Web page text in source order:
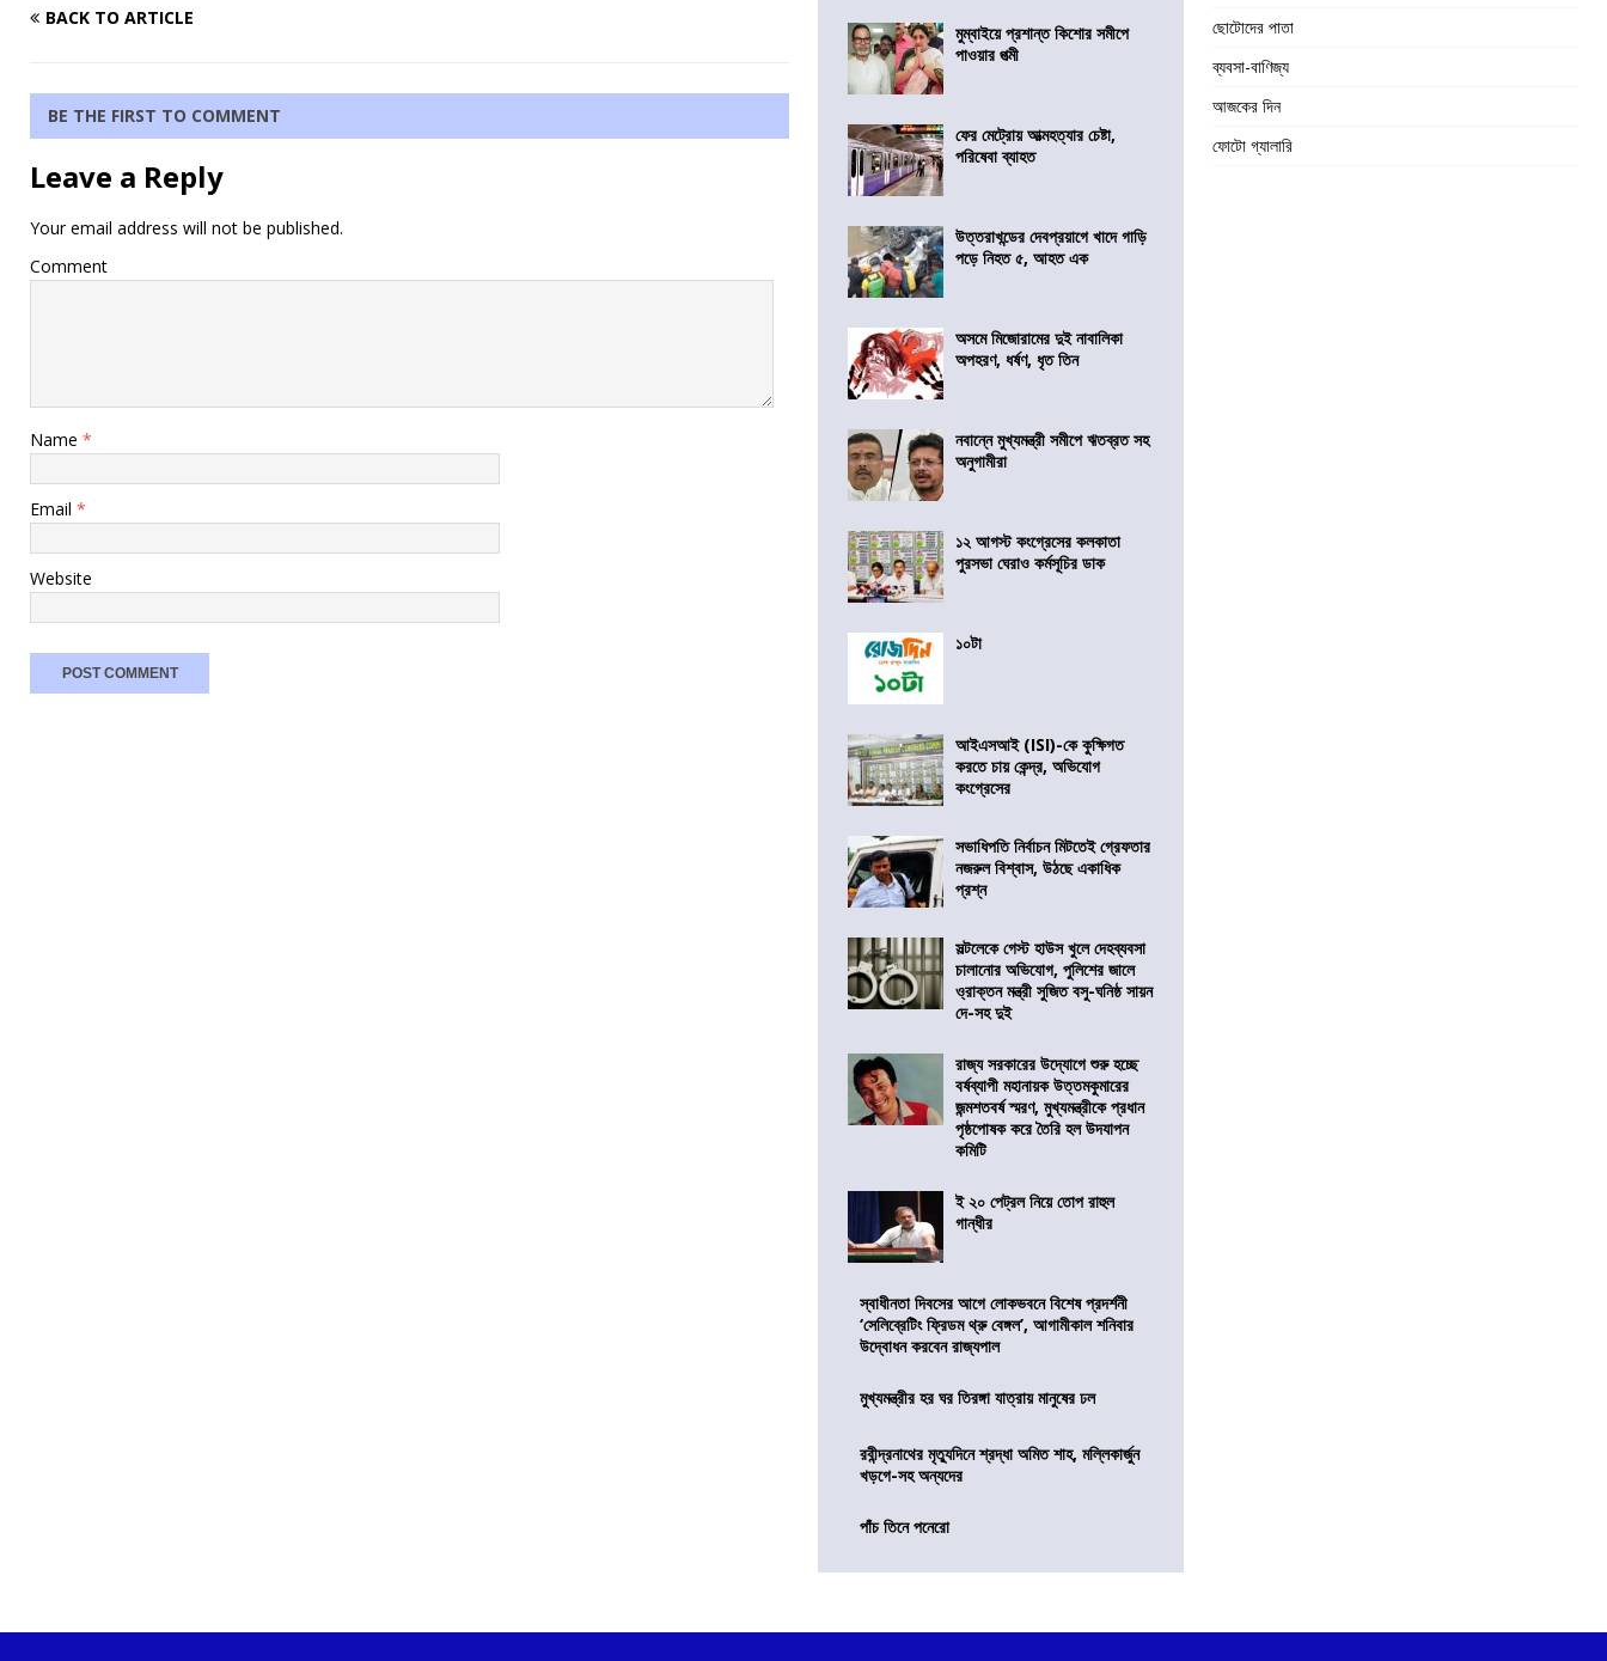
BACK TO ARTICLE
BE THE FIRST TO COMMENT
Leave a Reply
Your email address will not be published.
Comment
Name *
Email *
Website
মুম্বাইয়ে প্রশান্ত কিশোর সমীপে
পাওয়ার পত্মী
ফের মেট্রোয় আত্মহত্যার চেষ্টা,
পরিষেবা ব্যাহত
উত্তরাখন্ডের দেবপ্রয়াগে খাদে গাড়ি
পড়ে নিহত ৫, আহত এক
অসমে মিজোরামের দুই নাবালিকা
অপহরণ, ধর্ষণ, ধৃত তিন
নবান্নে মুখ্যমন্ত্রী সমীপে ঋতব্রত সহ
অনুগামীরা
১২ আগস্ট কংগ্রেসের কলকাতা
পুরসভা ঘেরাও কর্মসূচির ডাক
১০টা
আইএসআই (ISI)-কে কুক্ষিগত
করতে চায় কেন্দ্র, অভিযোগ
কংগ্রেসের
সভাধিপতি নির্বাচন মিটতেই গ্রেফতার
নজরুল বিশ্বাস, উঠছে একাধিক
প্রশ্ন
সল্টলেকে গেস্ট হাউস খুলে দেহব্যবসা
চালানোর অভিযোগ, পুলিশের জালে
ও্রাক্তন মন্ত্রী সুজিত বসু-ঘনিষ্ঠ সায়ন
দে-সহ দুই
রাজ্য সরকারের উদ্যোগে শুরু হচ্ছে
বর্ষব্যাপী মহানায়ক উত্তমকুমারের
জন্মশতবর্ষ স্মরণ, মুখ্যমন্ত্রীকে প্রধান
পৃষ্ঠপোষক করে তৈরি হল উদযাপন
কমিটি
ই ২০ পেট্রল নিয়ে তোপ রাহুল
গান্ধীর
স্বাধীনতা দিবসের আগে লোকভবনে বিশেষ প্রদর্শনী
‘সেলিব্রেটিং ফ্রিডম থ্রু বেঙ্গল’, আগামীকাল শনিবার
উদ্বোধন করবেন রাজ্যপাল
মুখ্যমন্ত্রীর হর ঘর তিরঙ্গা যাত্রায় মানুষের ঢল
রবীন্দ্রনাথের মৃত্যুদিনে শ্রদ্ধা অমিত শাহ, মল্লিকার্জুন
খড়গে-সহ অন্যদের
পাঁচ তিনে পনেরো
ছোটোদের পাতা
ব্যবসা-বাণিজ্য
আজকের দিন
ফোটো গ্যালারি